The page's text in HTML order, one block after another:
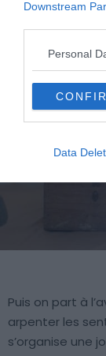
Downstream
Personal
Data
Puis on part à
arpenter les
s’organise une